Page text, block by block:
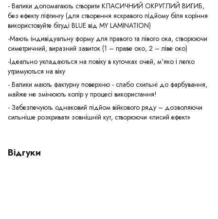
- Валики допомагають створити КЛАСИЧНИЙ ОКРУГЛИЙ ВИГИБ,
без ефекту ліфтингу (для створення яскравого підйому біля коріння
використовуйте бігуді BLUE від MY LAMINATION)
-Мають індивідуальну форму для правого та лівого ока, створюючи
симетричний, виразний завиток (1 – праве око, 2 – ліве око)
-Ідеально укладаються на повіку в куточках очей, м'яко і легко
утримуються на віку
- Валики мають фактурну поверхню - слабо схильні до фарбування,
майже не змінюють колір у процесі використання!
- Забезпечують однаковий підйом війкового ряду – дозволяючи
сильніше розкривати зовнішній кут, створюючи «лисий ефект»
Відгуки